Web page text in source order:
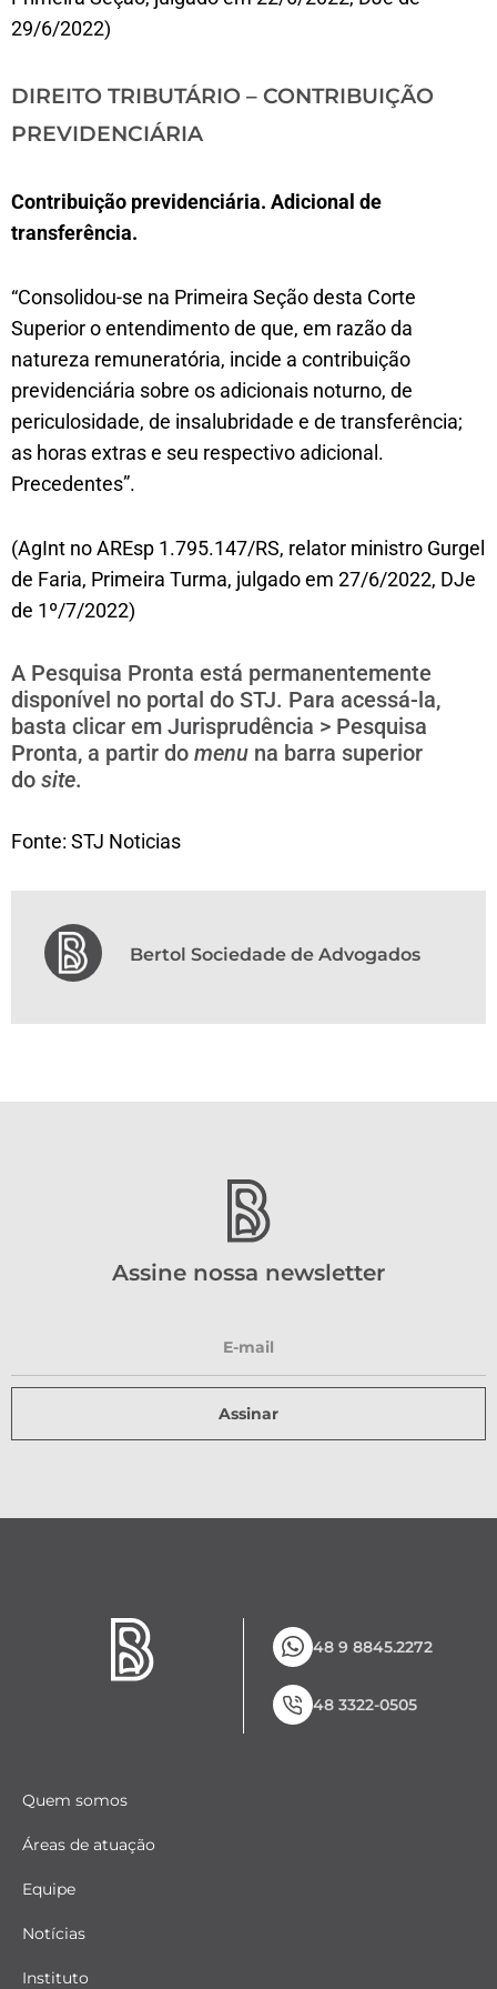
29/6/2022)
DIREITO TRIBUTÁRIO – CONTRIBUIÇÃO
PREVIDENCIÁRIA
Contribuição previdenciária. Adicional de
transferência.
“Consolidou-se na Primeira Seção desta Corte
Superior o entendimento de que, em razão da
natureza remuneratória, incide a contribuição
previdenciária sobre os adicionais noturno, de
periculosidade, de insalubridade e de transferência;
as horas extras e seu respectivo adicional.
Precedentes”.
(AgInt no AREsp 1.795.147/RS, relator ministro Gurgel
de Faria, Primeira Turma, julgado em 27/6/2022, DJe
de 1º/7/2022)
A Pesquisa Pronta está permanentemente
disponível no portal do STJ. Para acessá-la,
basta clicar em Jurisprudência > Pesquisa
Pronta, a partir do menu na barra superior
do site.
Fonte: STJ Noticias
Bertol Sociedade de Advogados
Assine nossa newsletter
Assinar
48 9 8845.2272
48 3322-0505
Quem somos
Áreas de atuação
Equipe
Notícias
Instituto